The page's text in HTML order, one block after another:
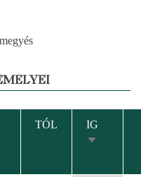
TÓL
IG